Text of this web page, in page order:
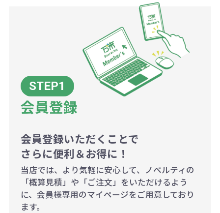
AM10:00～PM5:00（土・日・祝日を
一方、数量が少なく一定数に満たな
い場合は、単価計算ではなく、印刷
代の基本料金を一式頂戴する場合が
ございます。
ボリュームディスカウントの計算は
商品や印刷方法によって異なります
ので、予めご了承ください。
例：200個未満（1式：18,000円）
200個~499個の場合：42円（1個
当たり）
500個~999個の場合：35円（1個
お急ぎの場合、ご相談ください。最
大限努力いたします。
詳細はこちらご確認ください。
会員登録
会員登録いただくことで
さらに便利＆お得に！
当店では、より気軽に安心して、ノベルティの
「概算見積」や「ご注文」をいただけるよう
に、会員様専用のマイページをご用意しており
ます。